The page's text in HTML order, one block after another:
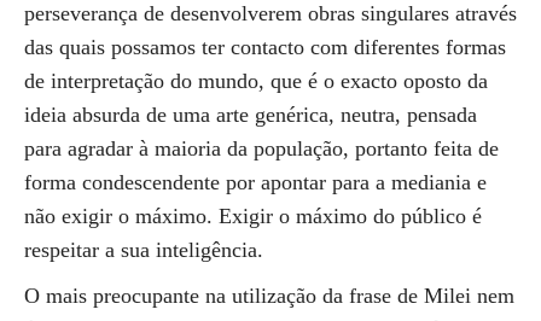
perseverança de desenvolverem obras singulares através
das quais possamos ter contacto com diferentes formas
de interpretação do mundo, que é o exacto oposto da
ideia absurda de uma arte genérica, neutra, pensada
para agradar à maioria da população, portanto feita de
forma condescendente por apontar para a mediania e
não exigir o máximo. Exigir o máximo do público é
respeitar a sua inteligência.
O mais preocupante na utilização da frase de Milei nem